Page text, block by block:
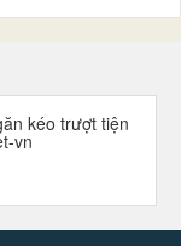
kéo trượt tiện
vn